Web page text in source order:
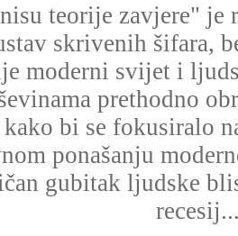
teorije zavjere"
skrivenih šifara,
moderni svijet i
prethodno
kako bi se fokusiralo
ponašanju
gubitak ljudske